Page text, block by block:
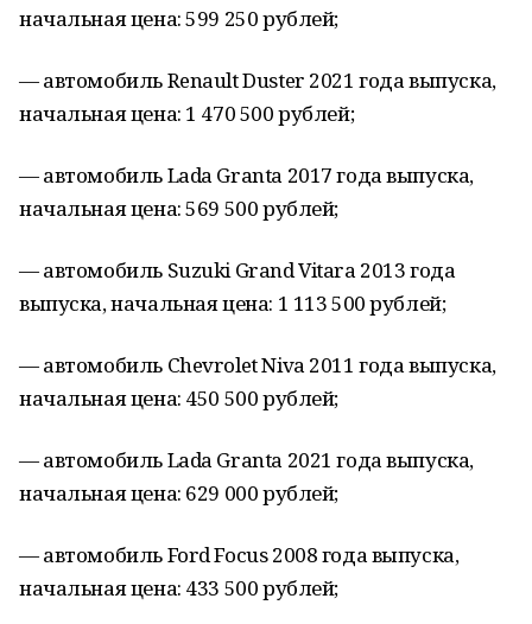
начальная цена: 599 250 рублей;
— автомобиль Renault Duster 2021 года выпуска,
начальная цена: 1 470 500 рублей;
— автомобиль Lada Granta 2017 года выпуска,
начальная цена: 569 500 рублей;
— автомобиль Suzuki Grand Vitara2013 года
выпуска, начальная цена: 1 113 500 рублей;
— автомобиль Chevrolet Niva 2011 года выпуска,
начальная цена: 450 500 рублей;
— автомобиль Lada Granta 2021 года выпуска,
начальная цена: 629 000 рублей;
— автомобиль Ford Focus 2008 года выпуска,
начальная цена: 433 500 рублей;